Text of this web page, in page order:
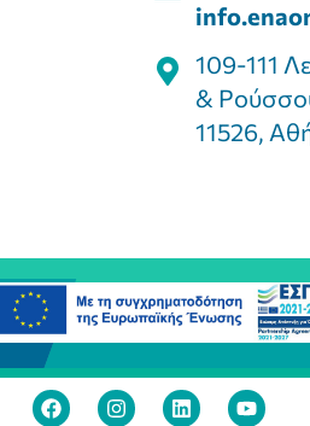
109-111
&
11526,